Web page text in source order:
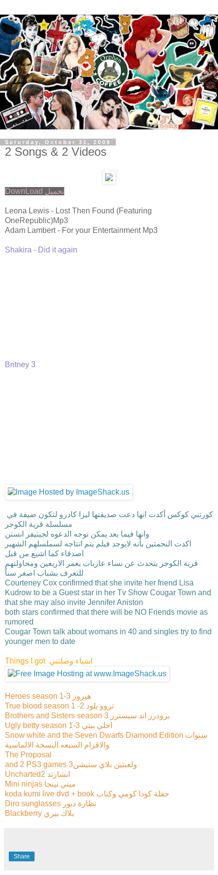
Saturday, October 31, 2009
2 Songs & 2 Videos
DownLoad تحميل
Leona Lewis - Lost Then Found (Featuring
OneRepublic)Mp3
Adam Lambert - For your Entertainment Mp3
Shakira - Did it again
Britney 3
مسلسلة قرية الكوجر
وانها فيما بعد يمكن توجه الدعوه لجينيفر انستن
اكدت النجمتين بأنه لايوجد فيلم يتم انتاجه لسملسلهم الشهير
اصدقاء كما اشيع من قبل
قرية الكوجر يتحدث عن نساء عازبات بعمر الاربعين ومحاولتهم
للتعرف بشباب اصغر سناً
Courteney Cox confirmed that she invite her friend Lisa
Kudrow to be a Guest star in her Tv Show Cougar Town and
that she may also invite Jennifer Aniston
both stars confirmed that there will be NO Friends movie as
rumored
Cougar Town talk about womans in 40 and singles try to find
younger men to date
Things I got اشياء وصلتني
Heroes season 1-3 هيروز
True blood season 1 -2 تروو بلود
Brothers and Sisters season 3 بروذرز اند سيسترز
Ugly betty season 1-3 اجلي بيتي
Snow white and the Seven Dwarfs Diamond Edition سنوات
والاقزام السبعه النسخة الالماسية
The Proposal
and 2 PS3 games ولعبتين بلاي ستيشن3
Uncharted2 انشارتد
Mini ninjas ميني نينجا
koda kumi live dvd + book حفلة كودا كومي وكتاب
Diro sunglasses نظارة ديور
Blackberry بلاك بيري
Share